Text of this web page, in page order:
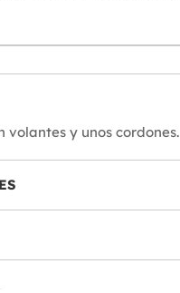
volantes y unos cordones.